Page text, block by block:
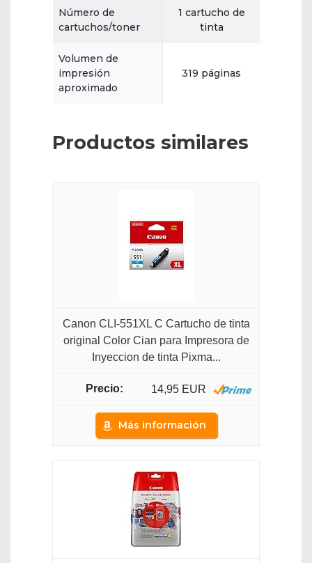
Número de
cartuchos/toner
1 cartucho de
tinta
Volumen de
impresión
aproximado
319 páginas
Productos similares
Canon CLI-551XL C Cartucho de tinta
original Color Cian para Impresora de
Inyeccion de tinta Pixma...
14,95 EUR
Más información